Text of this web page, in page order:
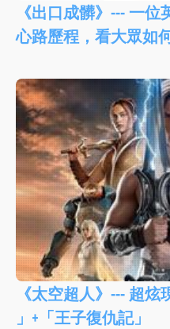
《出口成髒》--- 一
心路歷程，看大眾如
《太空超人》--- 超
」+「王子復仇記」